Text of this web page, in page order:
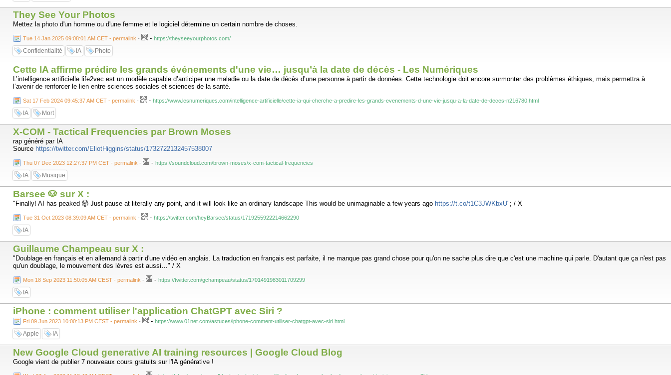
They See Your Photos
Mettez la photo d'un homme ou d'une femme et le logiciel détermine un certain nombre de choses.
Tue 14 Jan 2025 09:08:01 AM CET - permalink - - https://theyseeyourphotos.com/
Confidentialité IA Photo
Cette IA affirme prédire les grands événements d'une vie… jusqu’à la date de décès - Les Numériques
L’intelligence artificielle life2vec est un modèle capable d’anticiper une maladie ou la date de décès d’une personne à partir de données. Cette technologie doit encore surmonter des problèmes éthiques, mais permettra à
l’avenir de renforcer le lien entre sciences sociales et sciences de la santé.
Sat 17 Feb 2024 09:45:37 AM CET - permalink - - https://www.lesnumeriques.com/intelligence-artificielle/cette-ia-qui-cherche-a-predire-les-grands-evenements-d-une-vie-jusqu-a-la-date-de-deces-n216780.html
IA Mort
X-COM - Tactical Frequencies par Brown Moses
rap généré par IA
Source https://twitter.com/EliotHiggins/status/1732722132457538007
Thu 07 Dec 2023 12:27:37 PM CET - permalink - - https://soundcloud.com/brown-moses/x-com-tactical-frequencies
IA Musique
Barsee 🐶 sur X :
"Finally! AI has peaked 🤯 Just pause at literally any point, and it will look like an ordinary landscape This would be unimaginable a few years ago https://t.co/t1C3JWKbxU"; / X
Tue 31 Oct 2023 08:39:09 AM CET - permalink - - https://twitter.com/heyBarsee/status/1719255922214662290
IA
Guillaume Champeau sur X :
"Doublage en français et en allemand à partir d'une vidéo en anglais. La traduction en français est parfaite, il ne manque pas grand chose pour qu'on ne sache plus dire que c'est une machine qui parle. D'autant que ça n'est pas
qu'un doublage, le mouvement des lèvres est aussi…" / X
Mon 18 Sep 2023 11:50:05 AM CEST - permalink - - https://twitter.com/gchampeau/status/1701491983011709299
IA
iPhone : comment utiliser l'application ChatGPT avec Siri ?
Fri 09 Jun 2023 10:00:13 PM CEST - permalink - - https://www.01net.com/astuces/iphone-comment-utiliser-chatgpt-avec-siri.html
Apple IA
New Google Cloud generative AI training resources | Google Cloud Blog
Google vient de publier 7 nouveaux cours gratuits sur l'IA générative !